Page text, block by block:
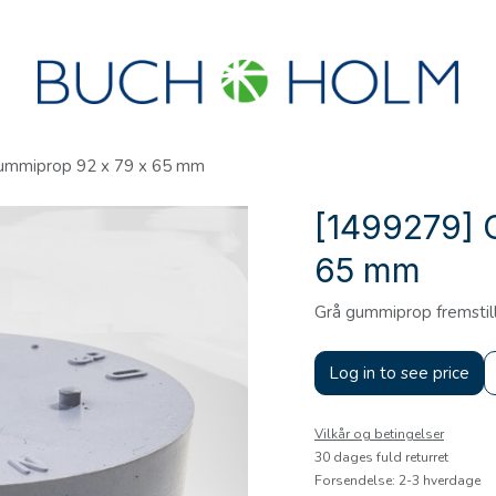
92 x 79 x 65 mm
[1499279]
65 mm
Grå gummiprop
Log in to see price
Vilkår og betingelser
30 dages fuld returret
Forsendelse: 2-3 hverdage